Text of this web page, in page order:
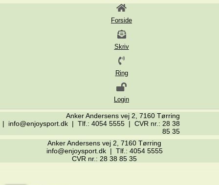
Forside
Skriv
Ring
Login
Anker Andersens vej 2, 7160 Tørring
| info@enjoysport.dk | Tlf.: 4054 5555 | CVR nr.: 28 38
85 35
Anker Andersens vej 2, 7160 Tørring
info@enjoysport.dk | Tlf.: 4054 5555
CVR nr.: 28 38 85 35